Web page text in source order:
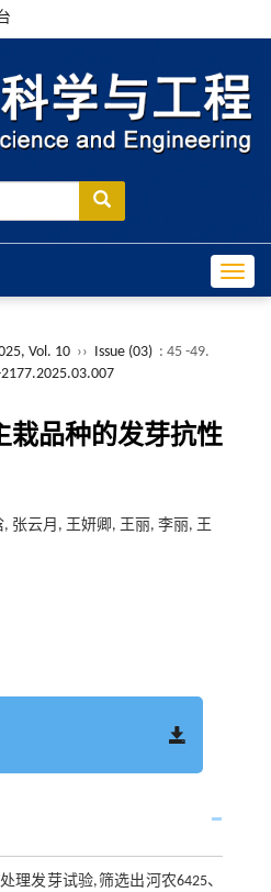
Vol. 10 ›› Issue (03) : 45 -49.
栽品种的发芽抗性
张云月, 王妍卿, 王丽, 李丽, 王
理发芽试验,筛选出河农6425、